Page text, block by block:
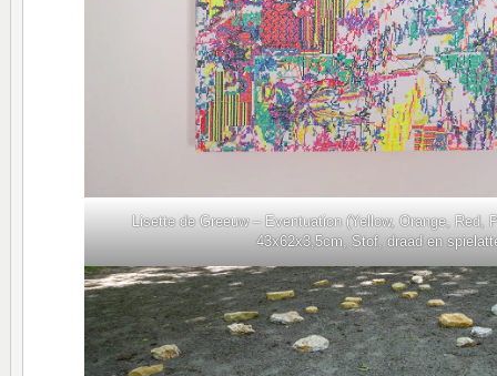
Lisette de Greeuw – Eventuation (Yellow, Orange, Red,
43x62x3,5cm, Stof, draad en